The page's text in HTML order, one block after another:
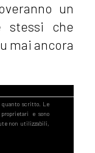
un
stessi che
mai ancora